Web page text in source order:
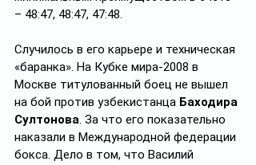
– 48:47, 48:47, 47:48.
Случилось в его карьере и техническая
«баранка». На Кубке мира-2008 в
Москве титулованный боец не вышел
на бой против узбекистанца Баходира
Султонова. За что его показательно
наказали в Международной федерации
бокса. Дело в том, что Василий